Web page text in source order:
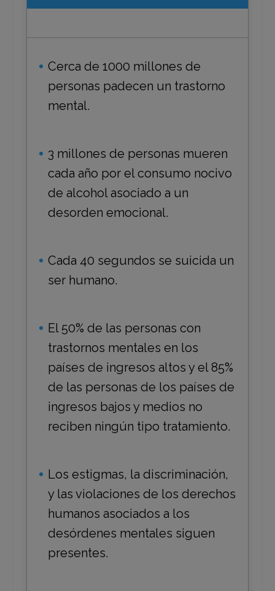
Cerca de 1000 millones de
personas padecen un trastorno
mental.
3 millones de personas mueren
cada año por el consumo nocivo
de alcohol asociado a un
desorden emocional.
Cada 40 segundos se suicida un
ser humano.
El 50% de las personas con
trastornos mentales en los
países de ingresos altos y el 85%
de las personas de los países de
ingresos bajos y medios no
reciben ningún tipo tratamiento.
Los estigmas, la discriminación,
y las violaciones de los derechos
humanos asociados a los
desórdenes mentales siguen
presentes.